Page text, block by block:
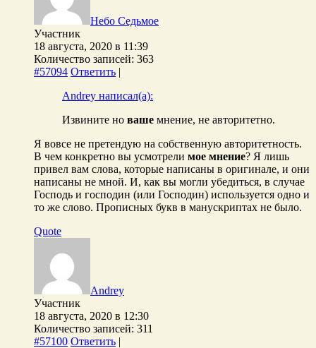
Небо Седьмое
Участник
18 августа, 2020 в 11:39
Количество записей: 363
#57094 Ответить |
Andrey написал(а):
Извините но ваше мнение, не авторитетно.
Я вовсе не претендую на собственную авторитетность.
В чем конкретно вы усмотрели мое мнение? Я лишь
привел вам слова, которые написаны в оригинале, и они
написаны не мной. И, как вы могли убедиться, в случае
Господь и господин (или Господин) используется одно и
то же слово. Прописных букв в манускриптах не было.
Quote
Andrey
Участник
18 августа, 2020 в 12:30
Количество записей: 311
#57100 Ответить |